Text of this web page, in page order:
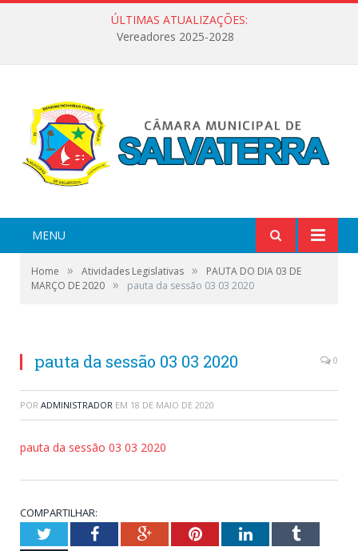
ÚLTIMAS ATUALIZAÇÕES:
Vereadores 2025-2028
MENU
Home » Atividades Legislativas »
PAUTA DO DIA 03 DE
MARÇO DE 2020 » pauta da sessão 03 03 2020
pauta da sessão 03 03 2020 0
POR ADMINISTRADOR EM 18 DE MAIO DE 2020
pauta da sessão 03 03 2020
COMPARTILHAR:
TwitterFacebookGoogle+PinterestLinkedInTumblr